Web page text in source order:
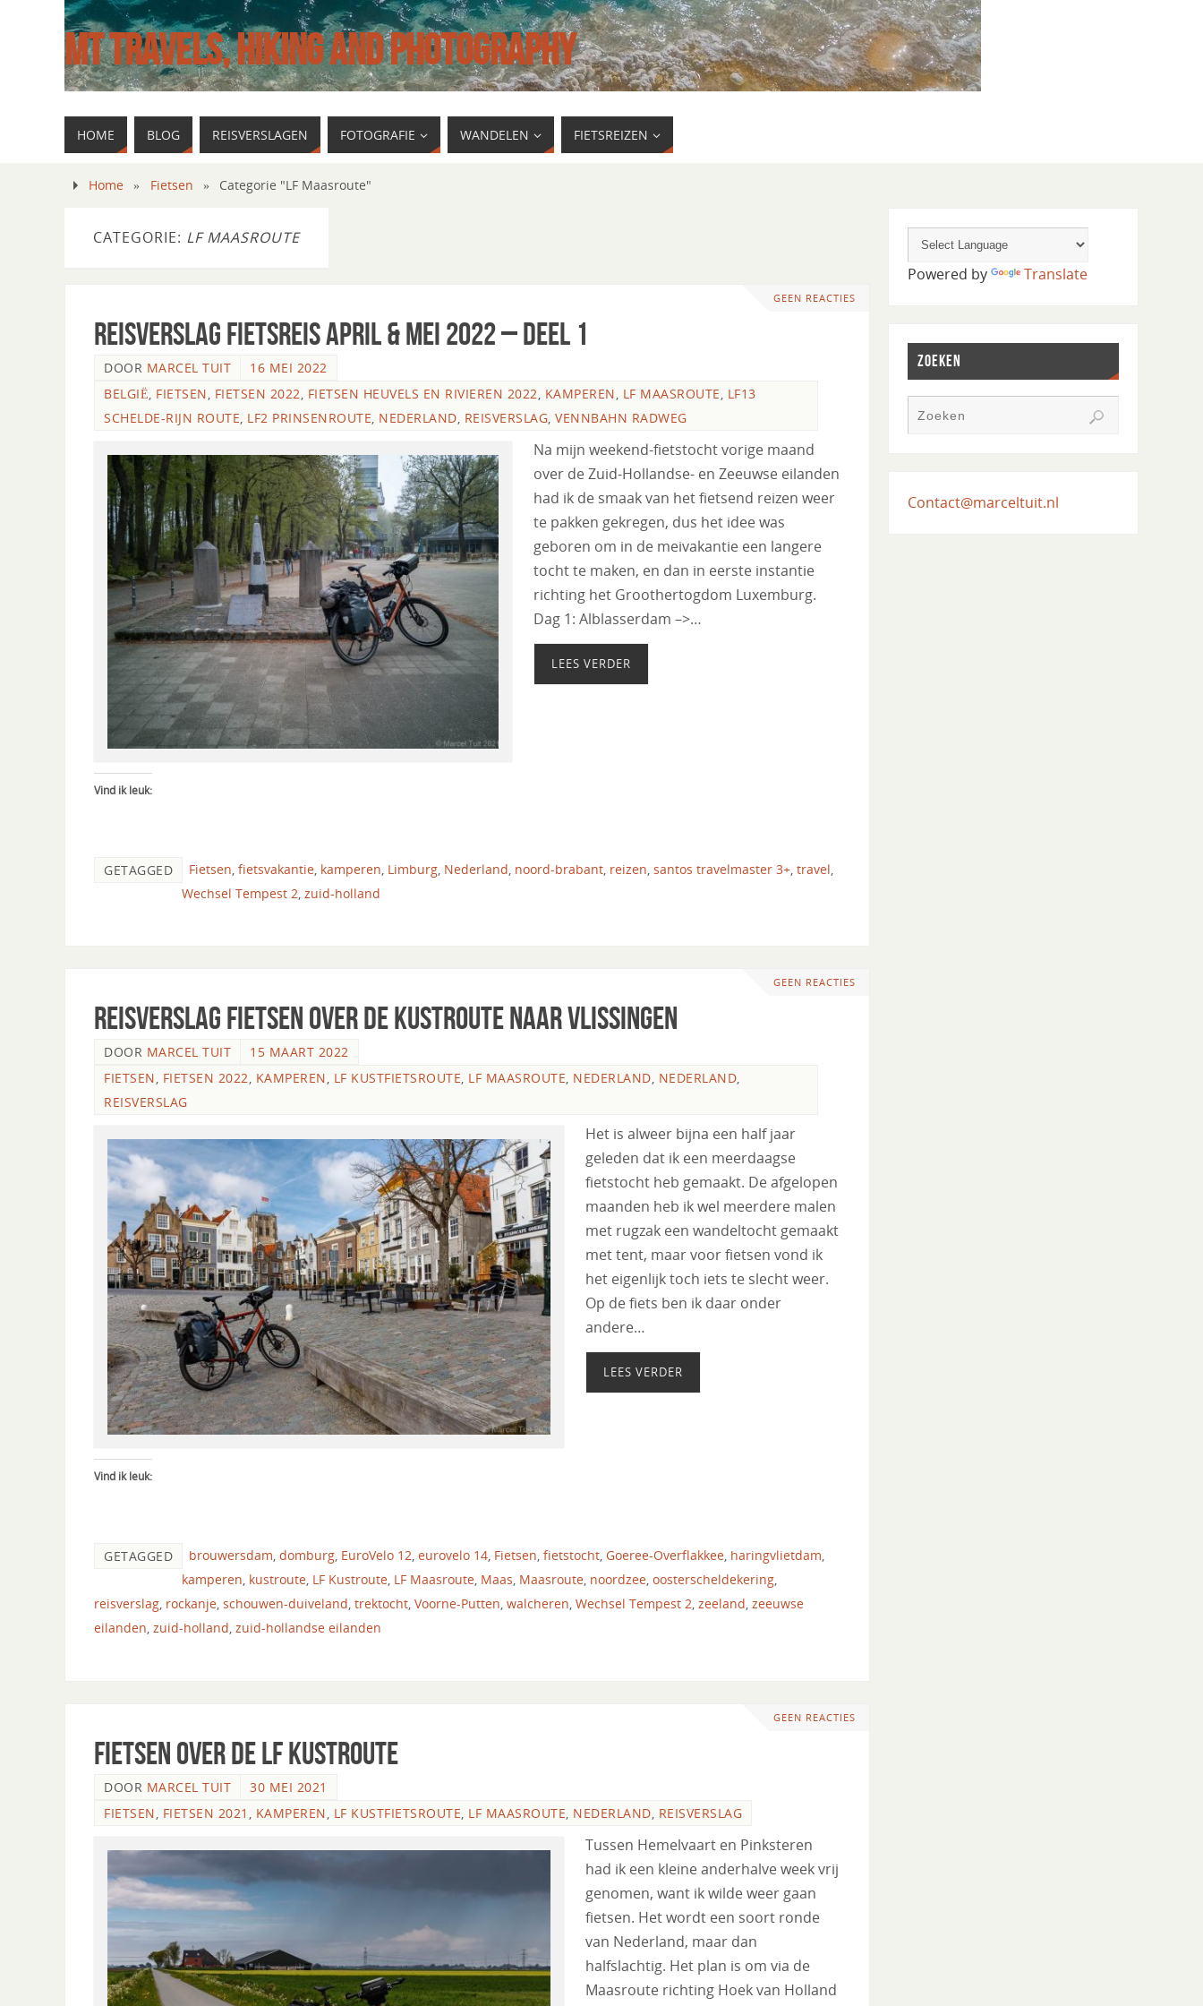
MT TRAVELS, HIKING AND PHOTOGRAPHY
HOME BLOG REISVERSLAGEN FOTOGRAFIE WANDELEN FIETSREIZEN
Home » Fietsen » Categorie "LF Maasroute"
CATEGORIE: LF MAASROUTE
GEEN REACTIES
Reisverslag fietsreis April & Mei 2022 – Deel 1
DOOR MARCEL TUIT
16 MEI 2022
BELGIË, FIETSEN, FIETSEN 2022, FIETSEN HEUVELS EN RIVIEREN 2022, KAMPEREN, LF MAASROUTE, LF13
SCHELDE-RIJN ROUTE, LF2 PRINSENROUTE, NEDERLAND, REISVERSLAG, VENNBAHN RADWEG
Na mijn weekend-fietstocht vorige maand
over de Zuid-Hollandse- en Zeeuwse eilanden
had ik de smaak van het fietsend reizen weer
te pakken gekregen, dus het idee was
geboren om in de meivakantie een langere
tocht te maken, en dan in eerste instantie
richting het Groothertogdom Luxemburg.
Dag 1: Alblasserdam –>…
LEES VERDER
Vind ik leuk:
GETAGGED Fietsen fietsvakantie kamperen Limburg Nederland noord-brabant reizen santos travelmaster 3+ travel
Wechsel Tempest 2 zuid-holland
GEEN REACTIES
Reisverslag fietsen over de Kustroute naar Vlissingen
DOOR MARCEL TUIT
15 MAART 2022
FIETSEN, FIETSEN 2022, KAMPEREN, LF KUSTFIETSROUTE, LF MAASROUTE, NEDERLAND, NEDERLAND,
REISVERSLAG
Het is alweer bijna een half jaar
geleden dat ik een meerdaagse
fietstocht heb gemaakt. De afgelopen
maanden heb ik wel meerdere malen
met rugzak een wandeltocht gemaakt
met tent, maar voor fietsen vond ik
het eigenlijk toch iets te slecht weer.
Op de fiets ben ik daar onder
andere…
LEES VERDER
Vind ik leuk:
GETAGGED brouwersdam, domburg, EuroVelo 12, eurovelo 14, Fietsen, fietstocht, Goeree-Overflakkee, haringvlietdam,
kamperen, kustroute, LF Kustroute, LF Maasroute, Maas, Maasroute, noordzee, oosterscheldekering,
reisverslag, rockanje, schouwen-duiveland, trektocht, Voorne-Putten, walcheren, Wechsel Tempest 2, zeeland, zeeuwse
eilanden, zuid-holland, zuid-hollandse eilanden
GEEN REACTIES
Fietsen over de LF Kustroute
DOOR MARCEL TUIT
30 MEI 2021
FIETSEN FIETSEN 2021 KAMPEREN LF KUSTFIETSROUTE LF MAASROUTE NEDERLAND REISVERSLAG
Tussen Hemelvaart en Pinksteren
had ik een kleine anderhalve week vrij
genomen, want ik wilde weer gaan
fietsen. Het wordt een soort ronde
van Nederland, maar dan
halfslachtig. Het plan is om via de
Maasroute richting Hoek van Holland
Powered by Translate
ZOEKEN
Contact@marceltuit.nl